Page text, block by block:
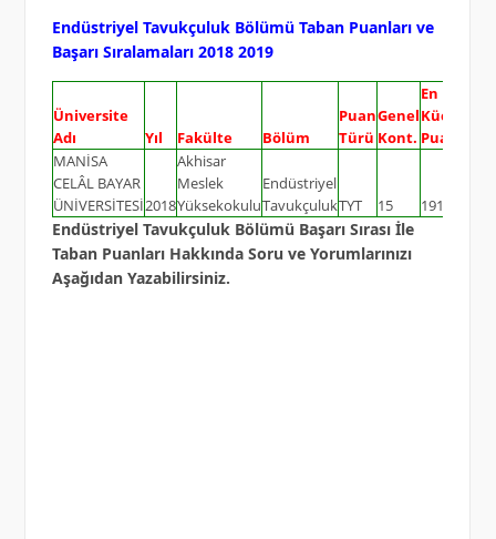
Endüstriyel Tavukçuluk Bölümü Taban Puanları ve
Başarı Sıralamaları 2018 2019
Üniversite
Adı
Yıl Fakülte Bölüm
Puan
Türü
Genel
Kont.
En
Küçük
Puan
MANİSA
CELÂL BAYAR
ÜNİVERSİTESİ2018
Akhisar
Meslek
Yüksekokulu
Endüstriyel
TavukçulukTYT 15 191.58872
Endüstriyel Tavukçuluk Bölümü Başarı Sırası İle
Taban Puanları Hakkında Soru ve Yorumlarınızı
Aşağıdan Yazabilirsiniz.